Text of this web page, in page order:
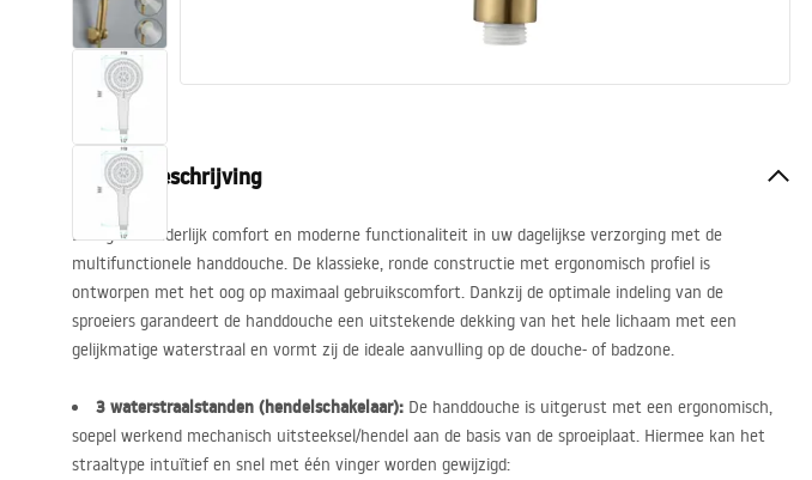
Keuken
Productbeschrijving
Breng uitzonderlijk comfort en moderne functionaliteit in uw dagelijkse verzorging met de
multifunctionele handdouche. De klassieke, ronde constructie met ergonomisch profiel is
ontworpen met het oog op maximaal gebruikscomfort. Dankzij de optimale indeling van de
sproeiers garandeert de handdouche een uitstekende dekking van het hele lichaam met een
gelijkmatige waterstraal en vormt zij de ideale aanvulling op de douche- of badzone.
3 waterstraalstanden (hendelschakelaar): De handdouche is uitgerust met een ergonomisch,
soepel werkend mechanisch uitsteeksel/hendel aan de basis van de sproeiplaat. Hiermee kan het
straaltype intuïtief en snel met één vinger worden gewijzigd: